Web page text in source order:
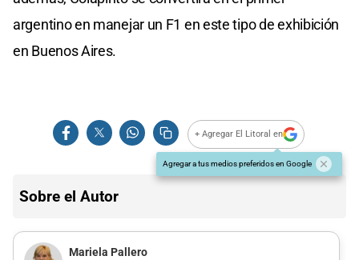
argentino en manejar un F1 en este tipo de exhibición
en Buenos Aires.
+ Agregar El Litoral en
Agregar a tus medios preferidos en Google
Sobre el Autor
Mariela Pallero